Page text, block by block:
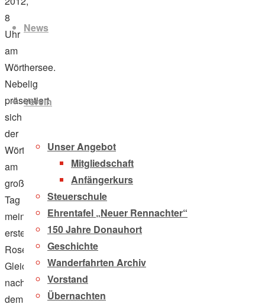
Inhalt
springenNews
Verein
Unser Angebot
Mitgliedschaft
Anfängerkurs
Steuerschule
Ehrentafel „Neuer Rennachter“
150 Jahre Donauhort
Geschichte
Wanderfahrten Archiv
Vorstand
Übernachten
8
Uhr
am
Wörthersee.
Nebelig
präsentiert
sich
der
Wörthersee
am
großen
Tag
meiner
ersten
Rose.
Gleich
nach
dem